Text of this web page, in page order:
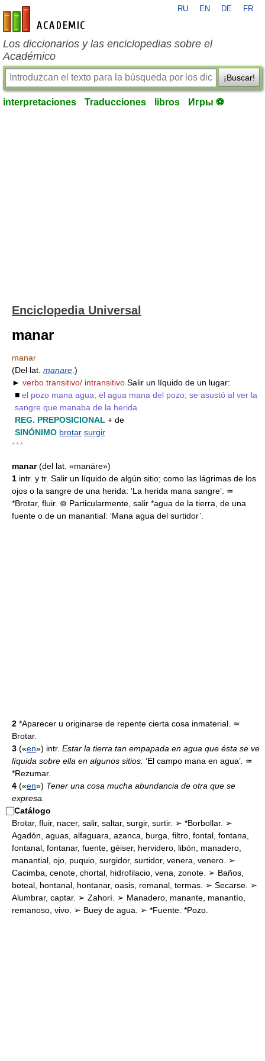
es-academic.com
RU EN DE FR
Los diccionarios y las enciclopedias sobre el
Académico
¡Buscar!
interpretaciones Traducciones libros Игры ⚽
Enciclopedia Universal
manar
manar
(Del lat. manare .)
► verbo transitivo/ intransitivo Salir un líquido de un lugar:
■ el pozo mana agua; el agua mana del pozo; se asustó al ver la
sangre que manaba de la herida.
REG. PREPOSICIONAL + de
SINÓNIMO brotar surgir
* * *
manar(del lat. «manāre»)
1 intr. y tr. Salir un líquido de algún sitio; como las lágrimas de los
ojos o la sangre de una herida: ‘La herida mana sangre’. ≃
*Brotar, fluir. ⊚ Particularmente, salir *agua de la tierra, de una
fuente o de un manantial: ‘Mana agua del surtidor’.
2 *Aparecer u originarse de repente cierta cosa inmaterial. ≃
Brotar.
3 («en») intr. Estar la tierra tan empapada en agua que ésta se ve
líquida sobre ella en algunos sitios: ‘El campo mana en agua’ ≃
*Rezumar.
4 («en») Tener una cosa mucha abundancia de otra que se
expresa.
⃞Catálogo
Brotar, fluir, nacer, salir, saltar, surgir, surtir. ➢ *Borbollar. ➢
Agadón, aguas, alfaguara, azanca, burga, filtro, fontal, fontana,
fontanal, fontanar, fuente, géiser, hervidero, libón, manadero,
manantial, ojo, puquio, surgidor, surtidor, venera, venero. ➢
Cacimba, cenote, chortal, hidrofilacio, vena, zonote. ➢ Baños,
boteal, hontanal, hontanar, oasis, remanal, termas. ➢ Secarse. ➢
Alumbrar, captar. ➢ Zahorí. ➢ Manadero, manante, manantío,
remanoso, vivo. ➢ Buey de agua. ➢ *Fuente. *Pozo.